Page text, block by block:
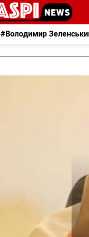
#Володимир